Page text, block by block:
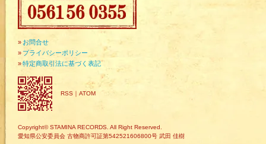
» お問合せ
» プライバシーポリシー
»特定商取引法に基づく表記
RSS ｜ ATOM
Copyright© STAMINA RECORDS. All Right Reserved.
愛知県公安委員会 古物商許可証第542521606800号 武田 佳樹